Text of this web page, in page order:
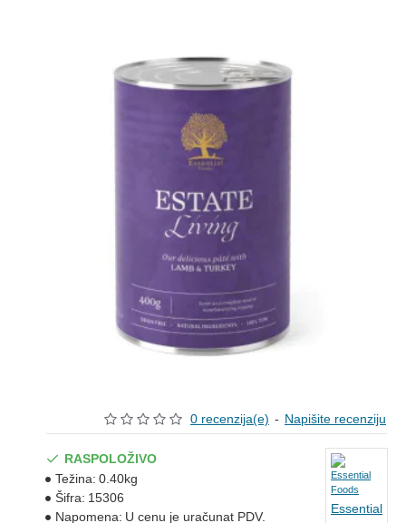
0 recenzija(e) - Napišite recenziju
RASPOLOŽIVO
Težina: 0.40kg
Šifra: 15306
Napomena: U cenu je uračunat PDV.
Essential